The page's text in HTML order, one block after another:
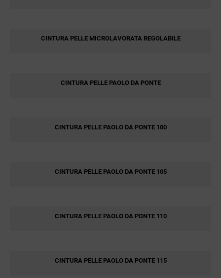
CINTURA PELLE MICROLAVORATA REGOLABILE
CINTURA PELLE PAOLO DA PONTE
CINTURA PELLE PAOLO DA PONTE 100
CINTURA PELLE PAOLO DA PONTE 105
CINTURA PELLE PAOLO DA PONTE 110
CINTURA PELLE PAOLO DA PONTE 115